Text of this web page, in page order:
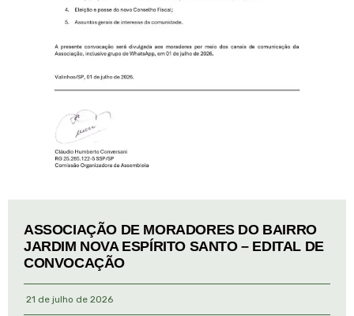
ASSOCIAÇÃO DE MORADORES DO BAIRRO
JARDIM NOVA ESPÍRITO SANTO – EDITAL DE
CONVOCAÇÃO
21 de julho de 2026